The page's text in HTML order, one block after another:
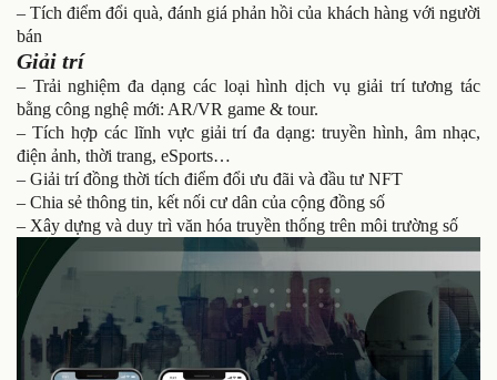
– Tích điểm đổi quà, đánh giá phản hồi của khách hàng với người
bán
Giải trí
– Trải nghiệm đa dạng các loại hình dịch vụ giải trí tương tác
bằng công nghệ mới: AR/VR game & tour.
– Tích hợp các lĩnh vực giải trí đa dạng: truyền hình, âm nhạc,
điện ảnh, thời trang, eSports…
– Giải trí đồng thời tích điểm đổi ưu đãi và đầu tư NFT
– Chia sẻ thông tin, kết nối cư dân của cộng đồng số
– Xây dựng và duy trì văn hóa truyền thống trên môi trường số